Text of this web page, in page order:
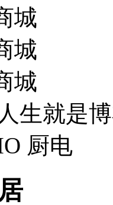
城
城
城
生就是
厨电